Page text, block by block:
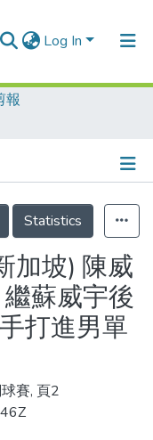
Log In
報
Statistics
加坡) 陳威
蘇威宇後
打進男單
賽, 頁2